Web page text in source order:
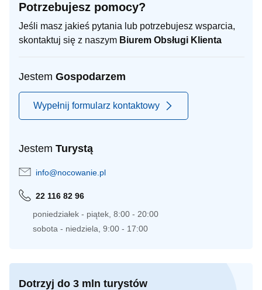
Potrzebujesz pomocy?
Jeśli masz jakieś pytania lub potrzebujesz wsparcia,
skontaktuj się z naszym Biurem Obsługi Klienta
Jestem Gospodarzem
Wypełnij formularz kontaktowy
Jestem Turystą
info@nocowanie.pl
22 116 82 96
poniedziałek - piątek, 8:00 - 20:00
sobota - niedziela, 9:00 - 17:00
Dotrzyj do 3 mln turystów